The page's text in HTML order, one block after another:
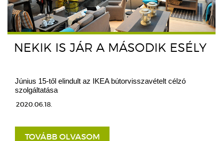
NEKIK IS JÁR A MÁSODIK ESÉLY
Június 15-től elindult az IKEA bútorvisszavételt célzó
szolgáltatása
2020.06.18.
TOVÁBB OLVASOM